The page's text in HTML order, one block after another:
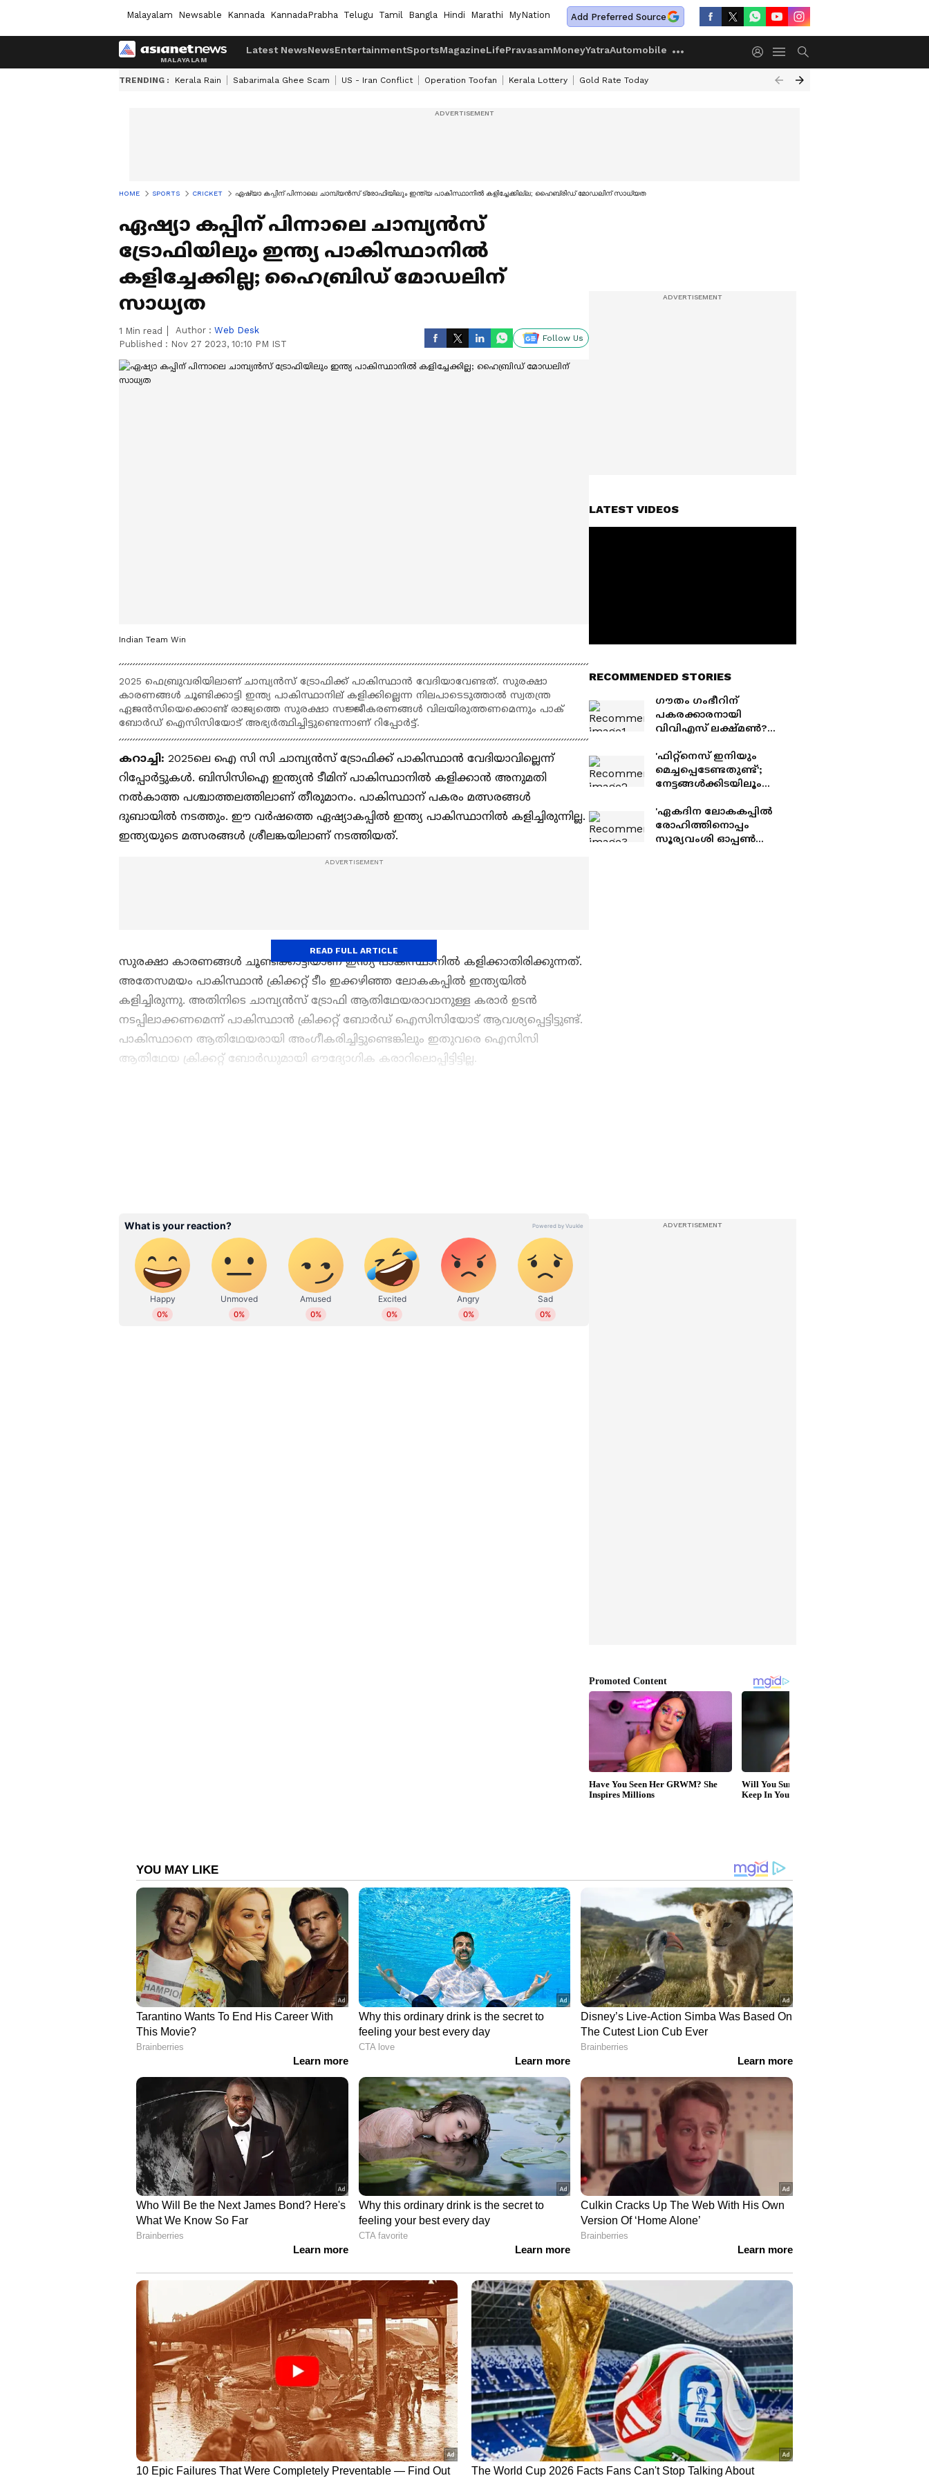
Malayalam Newsable Kannada KannadaPrabha Telugu Tamil Bangla Hindi Marathi MyNation Add Preferred Source
Latest NewsNewsEntertainmentSportsMagazineLifePravasamMoneyYatraAutomobile
TRENDING : Kerala Rain Sabarimala Ghee Scam US - Iran Conflict Operation Toofan Kerala Lottery Gold Rate Today
HOME SPORTS CRICKET ഏഷ്യാ കപ്പിന് പിന്നാലെ ചാമ്പ്യന്‍സ് ട്രോഫിയിലും ഇന്ത്യ പാകിസ്ഥാനില്‍ കളിച്ചേക്കില്ല; ഹൈബ്രിഡ് മോഡലിന് സാധ്യത
ഏഷ്യാ കപ്പിന് പിന്നാലെ ചാമ്പ്യന്‍സ്
ട്രോഫിയിലും ഇന്ത്യ പാകിസ്ഥാനില്‍
കളിച്ചേക്കില്ല; ഹൈബ്രിഡ് മോഡലിന്
സാധ്യത
1 Min read Author : Web Desk
Published : Nov 27 2023, 10:10 PM IST
Follow Us
Indian Team Win
2025 ഫെബ്രുവരിയിലാണ് ചാമ്പ്യന്‍സ് ട്രോഫിക്ക് പാകിസ്ഥാന്‍ വേദിയാവേണ്ടത്. സുരക്ഷാ
കാരണങ്ങള്‍ ചൂണ്ടിക്കാട്ടി ഇന്ത്യ പാകിസ്ഥാനില് കളിക്കില്ലെന്ന നിലപാടെടുത്താല്‍ സ്വതന്ത്ര
ഏജന്‍സിയെക്കൊണ്ട് രാജ്യത്തെ സുരക്ഷാ സജ്ജീകരണങ്ങള്‍ വിലയിരുത്തണമെന്നും പാക്
ബോര്‍ഡ് ഐസിസിയോട് അഭ്യര്‍ത്ഥിച്ചിട്ടുണ്ടെന്നാണ് റിപ്പോര്‍ട്ട്.
കറാച്ചി: 2025ലെ ഐ സി സി ചാമ്പ്യൻസ് ട്രോഫിക്ക് പാകിസ്ഥാൻ വേദിയാവില്ലെന്ന്
റിപ്പോർട്ടുകൾ. ബിസിസിഐ ഇന്ത്യൻ ടീമിന് പാകിസ്ഥാനിൽ കളിക്കാൻ അനുമതി
നൽകാത്ത പശ്ചാത്തലത്തിലാണ് തീരുമാനം. പാകിസ്ഥാന് പകരം മത്സരങ്ങൾ
ദുബായിൽ നടത്തും. ഈ വർഷത്തെ ഏഷ്യാകപ്പിൽ ഇന്ത്യ പാകിസ്ഥാനിൽ കളിച്ചിരുന്നില്ല.
ഇന്ത്യയുടെ മത്സരങ്ങൾ ശ്രീലങ്കയിലാണ് നടത്തിയത്.
സുരക്ഷാ കാരണങ്ങൾ ചൂണ്ടിക്കാട്ടിയാണ് ഇന്ത്യ പാകിസ്ഥാനിൽ കളിക്കാതിരിക്കുന്നത്.
അതേസമയം പാകിസ്ഥാൻ ക്രിക്കറ്റ് ടീം ഇക്കഴിഞ്ഞ ലോകകപ്പിൽ ഇന്ത്യയിൽ
കളിച്ചിരുന്നു. അതിനിടെ ചാമ്പ്യന്‍സ് ട്രോഫി ആതിഥേയരാവാനുള്ള കരാര്‍ ഉടന്‍
നടപ്പിലാക്കണമെന്ന് പാകിസ്ഥാന്‍ ക്രിക്കറ്റ് ബോര്‍ഡ് ഐസിസിയോട് ആവശ്യപ്പെട്ടിട്ടുണ്ട്.
പാകിസ്ഥാനെ ആതിഥേയരായി അംഗീകരിച്ചിട്ടുണ്ടെങ്കിലും ഇതുവരെ ഐസിസി
ആതിഥേയ ക്രിക്കറ്റ് ബോര്‍ഡുമായി ഔദ്യോഗിക കരാറിലൊപ്പിട്ടിട്ടില്ല.
READ FULL ARTICLE
WD Web Desk
LATEST VIDEOS
RECOMMENDED STORIES
ഗൗതം ഗംഭീറിന്
പകരക്കാരനായി
വിവിഎസ് ലക്ഷ്മണ്‍?
ലക്ഷ്മണ്‍
'ഫിറ്റ്‌നെസ് ഇനിയും
മെച്ചപ്പെടേണ്ടതുണ്ട്';
നേട്ടങ്ങള്‍ക്കിടയിലൂം
നിര്‍ദേശവുമായി
വിവിഎസ് ലക്ഷ്മണ്‍
'ഏകദിന ലോകകപ്പില്‍
രോഹിത്തിനൊപ്പം
സൂര്യവംശി ഓപ്പണ്‍